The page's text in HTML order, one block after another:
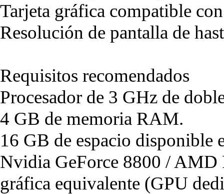
Tarjeta gráfica compatible
Resolución de pantalla de
Requisitos recomendados
Procesador de 3 GHz de
4 GB de memoria RAM.
16 GB de espacio disponible
Nvidia GeForce 8800 / AMD
gráfica equivalente (GPU